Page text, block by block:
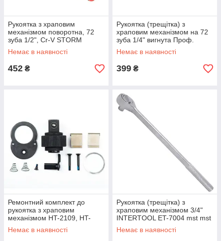
Рукоятка з храповим
механізмом поворотна, 72
зуба 1/2", Cr-V STORM
INTERTOOL ET-8009 mst mst
Немає в наявності
452 ₴
Рукоятка (трещітка) з
храповим механізмом на 72
зуба 1/4" вигнута Проф.
INTERTOOL HT-2107 mst mst
Немає в наявності
399 ₴
Ремонтний комплект до
рукоятка з храповим
механізмом HT-2109, HT-
2113, ET-8003, 1/2", 72 зуба
INTERTOOL mst mst
Немає в наявності
Рукоятка (трещітка) з
храповим механізмом 3/4"
INTERTOOL ET-7004 mst mst
Немає в наявності